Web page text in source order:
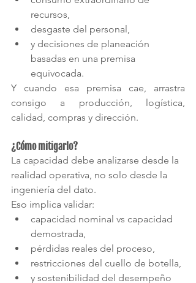
recursos,
desgaste del personal,
y decisiones de planeación
basadas en una premisa
equivocada.
Y cuando esa premisa cae, arrastra
consigo a producción, logística,
calidad, compras y dirección.
¿Cómo mitigarlo?
La capacidad debe analizarse desde la
realidad operativa, no solo desde la
ingeniería del dato.
Eso implica validar:
capacidad nominal vs capacidad
demostrada,
pérdidas reales del proceso,
restricciones del cuello de botella,
y sostenibilidad del desempeño